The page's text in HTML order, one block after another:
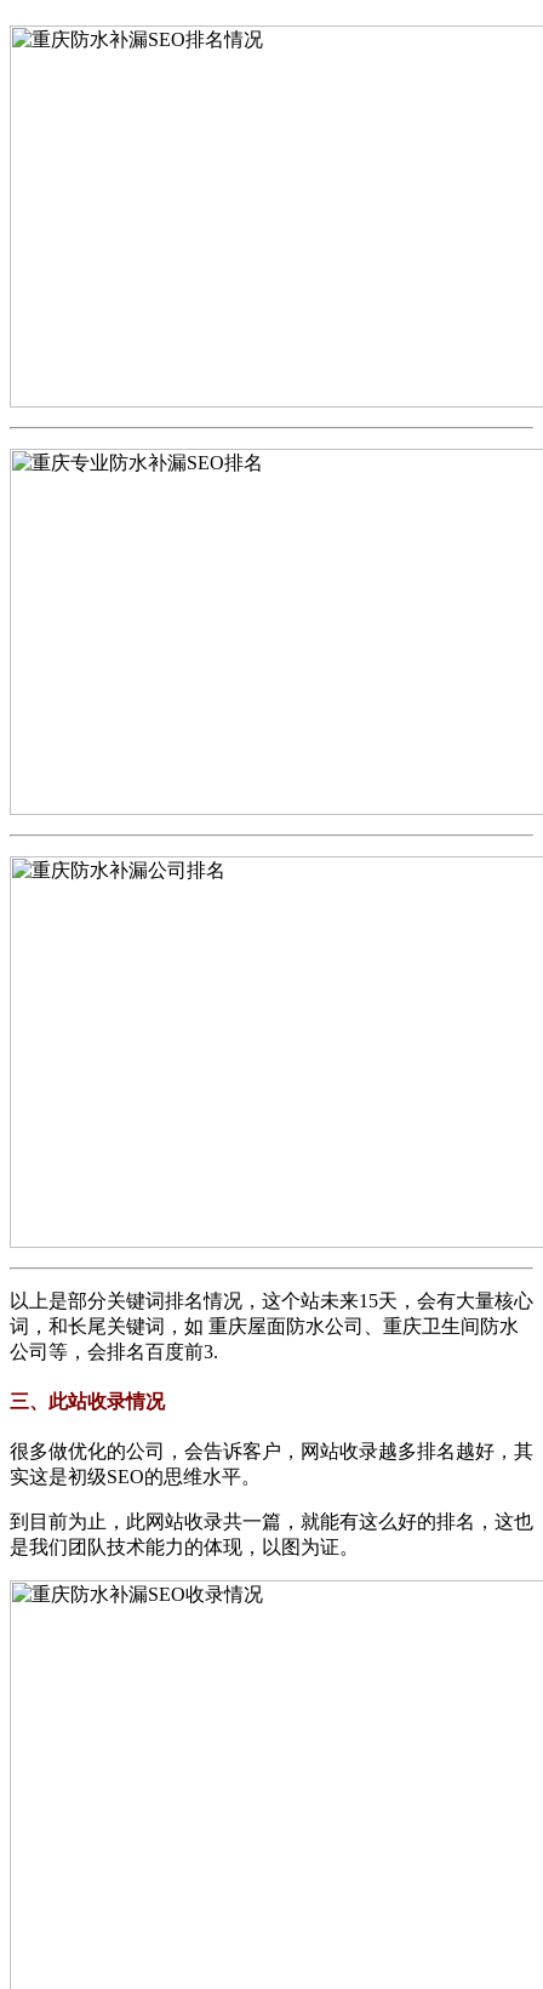
以上是部分关键词排名情况，这个站未来15天，会有大量核心
词，和长尾关键词，如 重庆屋面防水公司、重庆卫生间防水
公司等，会排名百度前3.
三、此站收录情况
很多做优化的公司，会告诉客户，网站收录越多排名越好，其
实这是初级SEO的思维水平。
到目前为止，此网站收录共一篇，就能有这么好的排名，这也
是我们团队技术能力的体现，以图为证。